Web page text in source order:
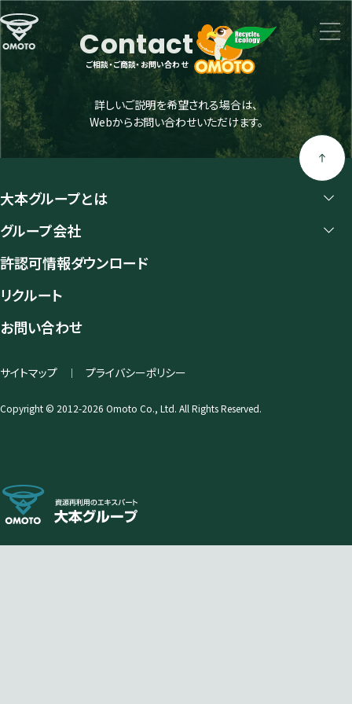
Contact
ご相談・ご商談・お問い合わせ
詳しいご説明を希望される場合は、
Webからお問い合わせいただけます。
大本グループとは
グループ会社
許認可情報ダウンロード
リクルート
お問い合わせ
サイトマップ ｜ プライバシーポリシー
Copyright © 2012-2026 Omoto Co., Ltd. All Rights Reserved.